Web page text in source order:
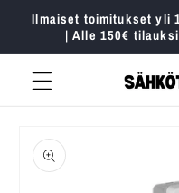
siirry
sisältöön
Ilmaiset toimitukset yli
| Alle 150€
tuotetietoihin